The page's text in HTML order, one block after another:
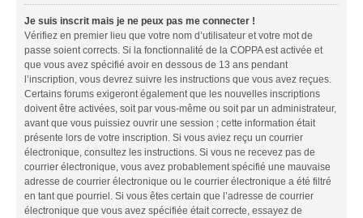
Je suis inscrit mais je ne peux pas me connecter !
Vérifiez en premier lieu que votre nom d’utilisateur et votre mot de
passe soient corrects. Si la fonctionnalité de la COPPA est activée et
que vous avez spécifié avoir en dessous de 13 ans pendant
l’inscription, vous devrez suivre les instructions que vous avez reçues.
Certains forums exigeront également que les nouvelles inscriptions
doivent être activées, soit par vous-même ou soit par un administrateur,
avant que vous puissiez ouvrir une session ; cette information était
présente lors de votre inscription. Si vous aviez reçu un courrier
électronique, consultez les instructions. Si vous ne recevez pas de
courrier électronique, vous avez probablement spécifié une mauvaise
adresse de courrier électronique ou le courrier électronique a été filtré
en tant que pourriel. Si vous êtes certain que l’adresse de courrier
électronique que vous avez spécifiée était correcte, essayez de